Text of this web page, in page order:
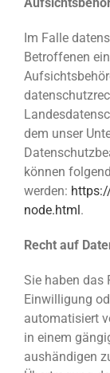
Im Falle
Betroffenen
dem unser
können
werden:
node.html.
Recht auf
Sie haben das
Einwilligung
automatisiert
in einem
aushändigen